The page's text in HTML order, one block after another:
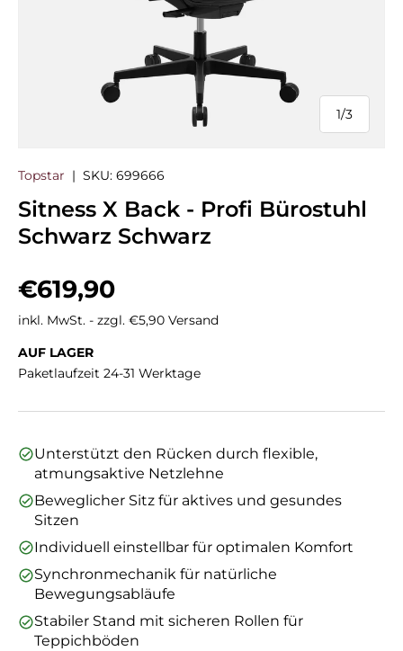
1/
von
3
Topstar | SKU: 699666
Sitness X Back - Profi Bürostuhl
Schwarz Schwarz
Normaler Preis
€619,90
inkl. MwSt. - zzgl. €5,90 Versand
AUF LAGER
Paketlaufzeit 24-31 Werktage
Unterstützt den Rücken durch flexible,
atmungsaktive Netzlehne
Beweglicher Sitz für aktives und gesundes
Sitzen
Individuell einstellbar für optimalen Komfort
Synchronmechanik für natürliche
Bewegungsabläufe
Stabiler Stand mit sicheren Rollen für
Teppichböden